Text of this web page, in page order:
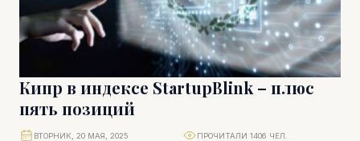
Кипр в индексе StartupBlink – плюс
пять позиций
ВТОРНИК, 20 МАЯ, 2025 ПРОЧИТАЛИ 1406 ЧЕЛ.